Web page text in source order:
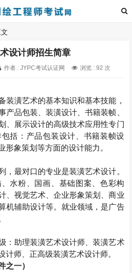
设计师招生简章
作者 : JYPC考试认证网 浏览 : 92 次
装潢艺术的基本知识和基本技能，
产品包装、装潢设计、书籍装帧、
、展示设计的高级技术应用性专门
括：产品包装设计、书籍装帧设
形象策划等方面的设计能力。
，最对口的专业是装潢艺术设计。
水粉、国画、基础图案、色彩构
、视觉艺术、企业形象策划、商业
机辅助设计等。就业领域，是广告
：助理装潢艺术设计师、装潢艺术
计师、正高级装潢艺术设计师。
之一）